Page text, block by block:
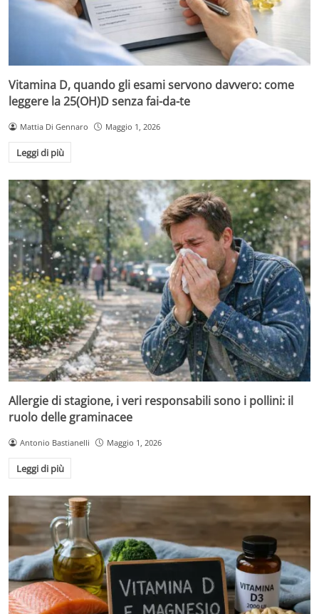
Vitamina D, quando gli esami servono davvero: come
leggere la 25(OH)D senza fai-da-te
Mattia Di Gennaro Maggio 1, 2026
Leggi di più
Allergie di stagione, i veri responsabili sono i pollini: il
ruolo delle graminacee
Antonio Bastianelli Maggio 1, 2026
Leggi di più